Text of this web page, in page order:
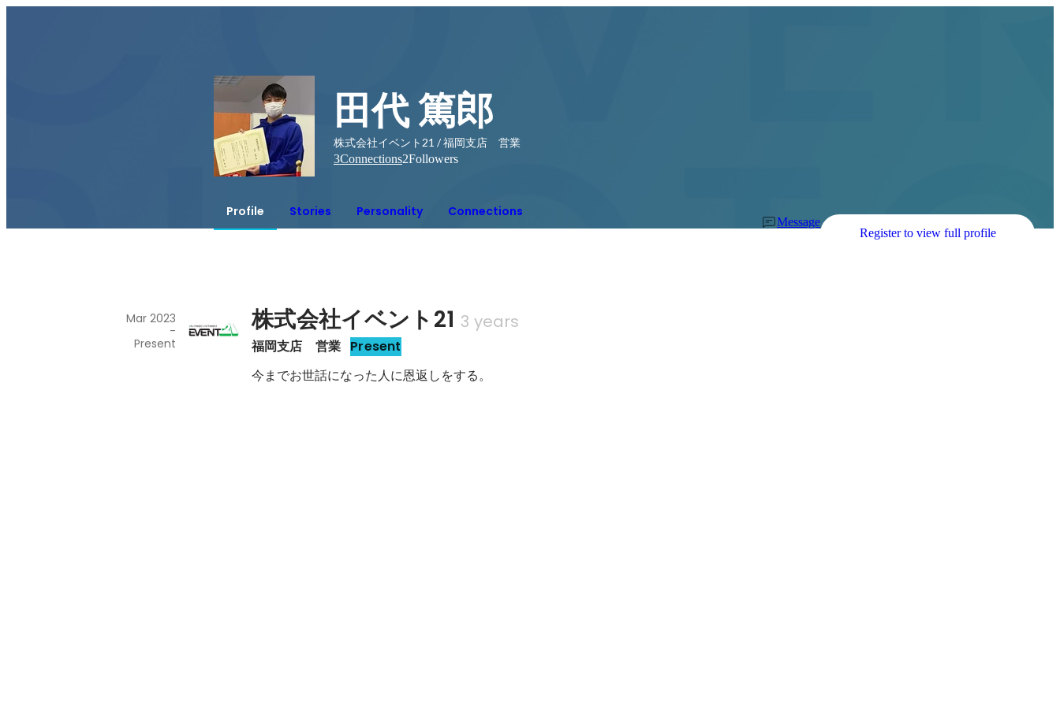
田代 篤郎
株式会社イベント21 / 福岡支店 営業
3Connections2Followers
Profile Stories Personality Connections
Message
Register to view full profile
株式会社イベント21 3 years
福岡支店　営業 Present
Mar 2023
-
Present
今までお世話になった人に恩返しをする。